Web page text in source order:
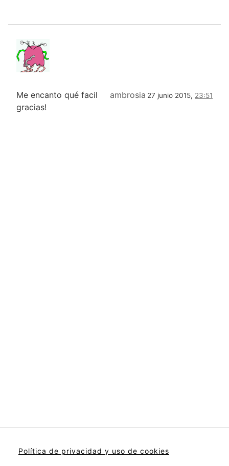
ambrosia 27 junio 2015, 23:51
Me encanto qué facil
gracias!
Política de privacidad y uso de cookies